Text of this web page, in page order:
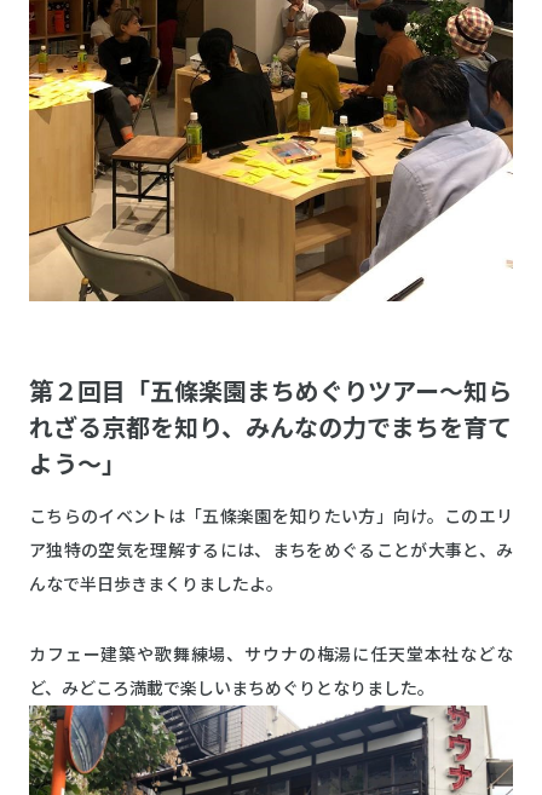
第２回目「五條楽園まちめぐりツアー～知ら
れざる京都を知り、みんなの力でまちを育て
よう～」
こちらのイベントは「五條楽園を知りたい方」向け。このエリ
ア独特の空気を理解するには、まちをめぐることが大事と、み
んなで半日歩きまくりましたよ。
カフェー建築や歌舞練場、サウナの梅湯に任天堂本社などな
ど、みどころ満載で楽しいまちめぐりとなりました。